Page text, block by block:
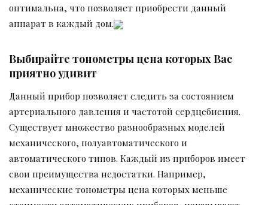
оптимальна, что позволяет приобрести данный
аппарат в каждый дом.
Выбирайте тонометры цена которых Вас
приятно удивит
Данный прибор позволяет следить за состоянием
артериального давления и частотой сердцебиения.
Существует множество разнообразных моделей
механического, полуавтоматического и
автоматического типов. Каждый из приборов имеет
свои преимущества недостатки. Например,
механические тонометры цена которых меньше